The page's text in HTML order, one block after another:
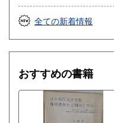
全ての新着情報
おすすめの書籍